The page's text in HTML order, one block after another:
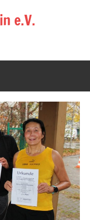
e.V.